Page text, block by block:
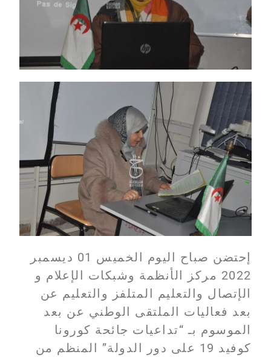
إحتضن صباح اليوم الخميس 01 ديسمبر
2022 مركز الأنظمة وشبكات الإعلام و
الإتصال والتعليم المتلفز والتعليم عن
بعد فعاليات الملتقى الوطني عن بعد
الموسوم بـ “تداعيات جائحة كورونا
كوفيد 19 على دور الدولة” المنظم من